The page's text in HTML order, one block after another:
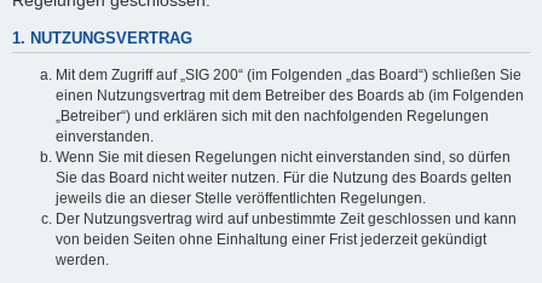
1. NUTZUNGSVERTRAG
Mit dem Zugriff auf „SIG 200“ (im Folgenden „das Board“) schließen Sie
einen Nutzungsvertrag mit dem Betreiber des Boards ab (im Folgenden
„Betreiber“) und erklären sich mit den nachfolgenden Regelungen
einverstanden.
Wenn Sie mit diesen Regelungen nicht einverstanden sind, so dürfen
Sie das Board nicht weiter nutzen. Für die Nutzung des Boards gelten
jeweils die an dieser Stelle veröffentlichten Regelungen.
Der Nutzungsvertrag wird auf unbestimmte Zeit geschlossen und kann
von beiden Seiten ohne Einhaltung einer Frist jederzeit gekündigt
werden.